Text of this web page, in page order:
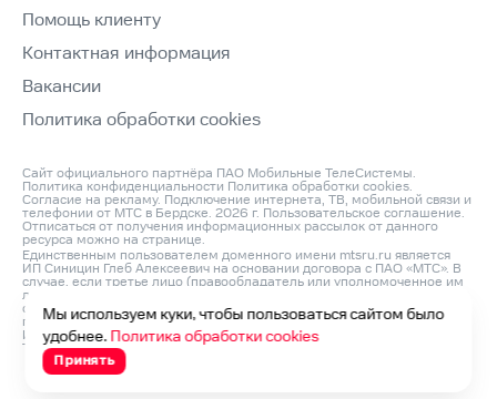
Помощь клиенту
Контактная информация
Вакансии
Политика обработки cookies
Сайт официального партнёра ПАО Мобильные ТелеСистемы.
Политика конфиденциальности Политика обработки cookies.
Согласие на рекламу. Подключение интернета, ТВ, мобильной связи и
телефонии от МТС в Бердске. 2026 г. Пользовательское соглашение.
Отписаться от получения информационных рассылок от данного
ресурса можно на странице.
Единственным пользователем доменного имени mtsru.ru является
ИП Синицин Глеб Алексеевич на основании договора с ПАО «МТС». В
случае, если третье лицо (правообладатель или уполномоченное им
лицо) считает, что его права на объект интеллектуальной
собственности нарушаются, он может направить претензию
по адресу: ИП Синицин Глеб Алексеевич, ОГРНИП: 312760420200042,
ИНН: 760411045260, Юр. Адрес 150046, Россия, Ярославль г,
Титова ул, д. 14 корп 3, оф.кв. 54 и по e‑mail:
Мы используем куки, чтобы пользоваться сайтом было
удобнее. Политика обработки cookies
Принять